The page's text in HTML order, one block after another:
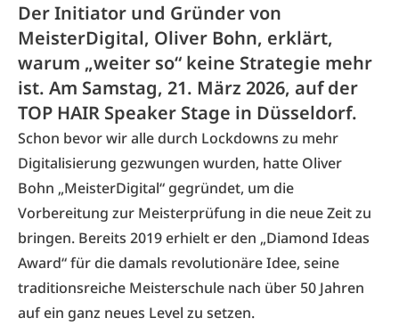
Der Initiator und Gründer von
MeisterDigital, Oliver Bohn, erklärt,
warum „weiter so“ keine Strategie mehr
ist. Am Samstag, 21. März 2026, auf der
TOP HAIR Speaker Stage in Düsseldorf.
Schon bevor wir alle durch Lockdowns zu mehr
Digitalisierung gezwungen wurden, hatte Oliver
Bohn „MeisterDigital“ gegründet, um die
Vorbereitung zur Meisterprüfung in die neue Zeit zu
bringen. Bereits 2019 erhielt er den „Diamond Ideas
Award“ für die damals revolutionäre Idee, seine
traditionsreiche Meisterschule nach über 50 Jahren
auf ein ganz neues Level zu setzen.